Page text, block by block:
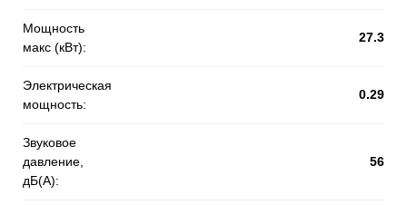
Мощность
макс (кВт):
27.3
Электрическая
мощность:
0.29
Звуковое
давление,
дБ(А):
56